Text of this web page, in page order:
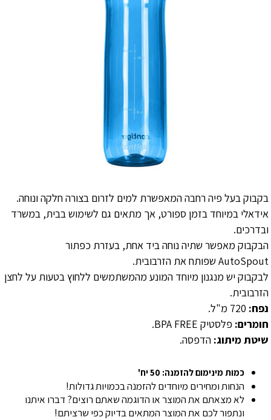
בקבוק בעל פיה רחבה המאפשרת למים לזרום בצורה חלקה ונוחה.
אידאלי במיוחד בזמן ספורט, אך מתאים גם לשימוש בבית, במשרד
ובדרכים.
הבקבוק מאפשר שתיה נוחה ביד אחת, בעזרת כפתור
AutoSpoutשפותח את הזרבובית.
לבקבוק יש מנגנון מיוחד המונע מהמשתמשים ללחוץ בטעות על לחצן
הזרבובית.
נפח:
חומרים: פלסטיק BPA FREE.
שיטת מיתוג: הדפסה.
כמות מינימום להזמנה: 50 יח'
הנחות ומחירים מיוחדים להזמנה בכמויות גדולות!
לא מצאתם את המוצר או הדוגמה שאתם רוצים? דברו איתנו
ונתפור לכם את המוצר המתאים בדיוק כפי שרציתם!